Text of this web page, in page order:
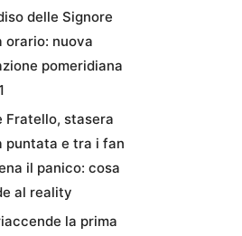
delle Signore
orario: nuova
pomeridiana
Fratello, stasera
puntata e tra i fan
il panico: cosa
al reality
la prima